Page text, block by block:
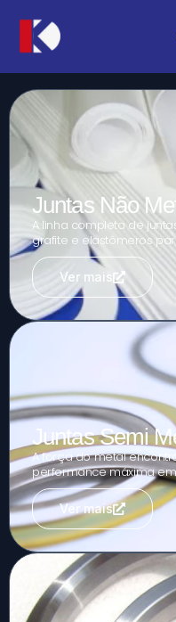
Juntas Não
A linha completa de
grafite e elastômeros
Ver mais
Juntas Semi
A força do metal
performance máxima
Ver mais